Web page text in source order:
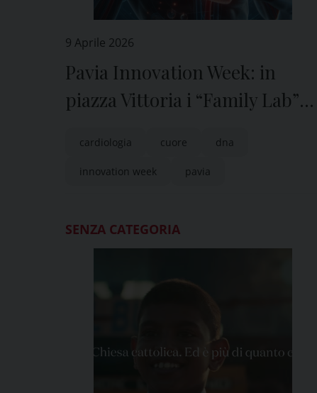
9 Aprile 2026
Pavia Innovation Week: in
piazza Vittoria i “Family Lab”
cuore con Maugeri
cardiologia cuore dna
innovation week pavia
SENZA CATEGORIA